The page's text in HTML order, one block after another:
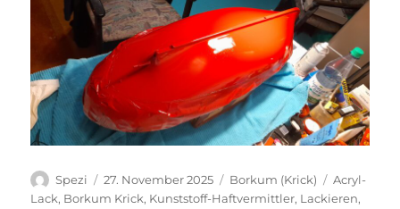
Autor
Spezi
Veröffentlicht
am
27. November 2025 Kategorien
Borkum (Krick)
Acryl-
Lack, Borkum Krick, Kunststoff-Haftvermittler, Lackieren,